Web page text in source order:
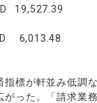
USD
指標が軒並み低調
がった。「請求業